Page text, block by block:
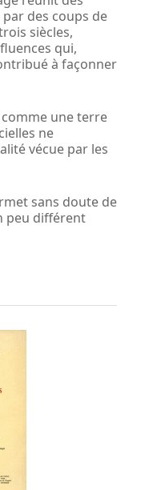
des coups de
siècles,
qui,
à façonner
une terre
ne
vécue par les
sans doute de
peu différent